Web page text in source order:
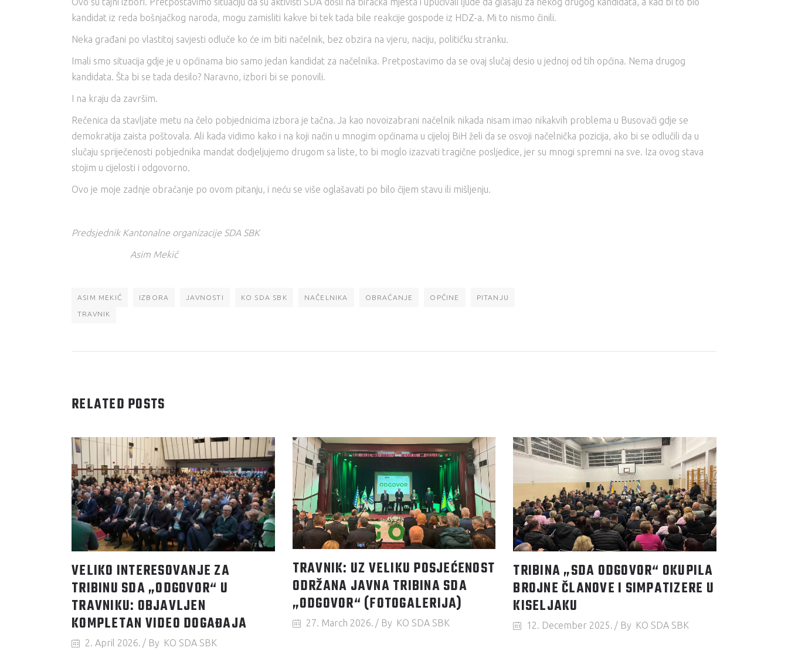
kandidat iz reda bošnjačkog naroda, mogu zamisliti kakve bi tek tada bile reakcije gospode iz HDZ-a. Mi to nismo činili.
Neka građani po vlastitoj savjesti odluče ko će im biti načelnik, bez obzira na vjeru, naciju, političku stranku.
Imali smo situacija gdje je u općinama bio samo jedan kandidat za načelnika. Pretpostavimo da se ovaj slučaj desio u jednoj od tih općina. Nema drugog
kandidata. Šta bi se tada desilo? Naravno, izbori bi se ponovili.
I na kraju da završim.
Rečenica da stavljate metu na čelo pobjednicima izbora je tačna. Ja kao novoizabrani načelnik nikada nisam imao nikakvih problema u Busovači gdje se
demokratija zaista poštovala. Ali kada vidimo kako i na koji način u mnogim općinama u cijeloj BiH želi da se osvoji načelnička pozicija, ako bi se odlučili da u
slučaju spriječenosti pobjednika mandat dodjeljujemo drugom sa liste, to bi moglo izazvati tragične posljedice, jer su mnogi spremni na sve. Iza ovog stava
stojim u cijelosti i odgovorno.
Ovo je moje zadnje obraćanje po ovom pitanju, i neću se više oglašavati po bilo čijem stavu ili mišljenju.
Predsjednik Kantonalne organizacije SDA SBK
Asim Mekić
ASIM MEKIĆ IZBORA JAVNOSTI KO SDA SBK NAČELNIKA OBRAĆANJE OPĆINE PITANJU
TRAVNIK
RELATED POSTS
VELIKO INTERESOVANJE ZA
TRIBINU SDA „ODGOVOR“ U
TRAVNIKU: OBJAVLJEN
KOMPLETAN VIDEO DOGAĐAJA
2. April 2026. By KO SDA SBK
TRAVNIK: UZ VELIKU POSJEĆENOST
ODRŽANA JAVNA TRIBINA SDA
„ODGOVOR“ (FOTOGALERIJA)
27. March 2026. By KO SDA SBK
TRIBINA „SDA ODGOVOR“ OKUPILA
BROJNE ČLANOVE I SIMPATIZERE U
KISELJAKU
12. December 2025. By KO SDA SBK